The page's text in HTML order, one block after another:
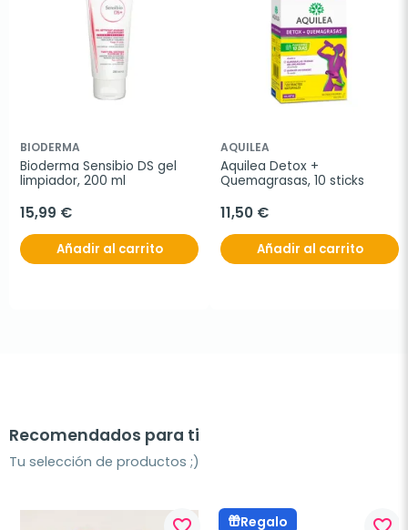
BIODERMA
Bioderma Sensibio DS gel
limpiador, 200 ml
15,99 €
Añadir al carrito
AQUILEA
Aquilea Detox +
Quemagrasas, 10 sticks
11,50 €
Añadir al carrito
Recomendados para ti
Tu selección de productos ;)
Regalo